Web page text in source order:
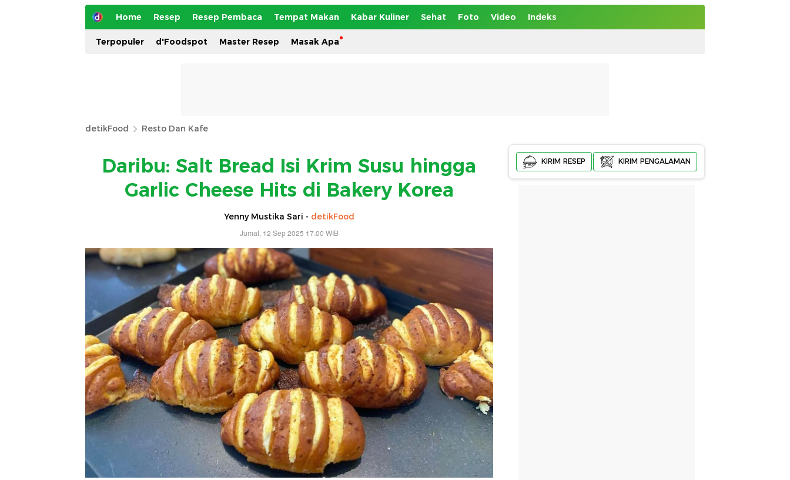
Home Resep Resep Pembaca Tempat Makan Kabar Kuliner Sehat Foto Video Indeks
Terpopuler d'Foodspot Master Resep Masak Apa
detikFood Resto Dan Kafe
Daribu: Salt Bread Isi Krim Susu hingga
Garlic Cheese Hits di Bakery Korea
Yenny Mustika Sari - detikFood
Jumat, 12 Sep 2025 17:00 WIB
KIRIM RESEP KIRIM PENGALAMAN